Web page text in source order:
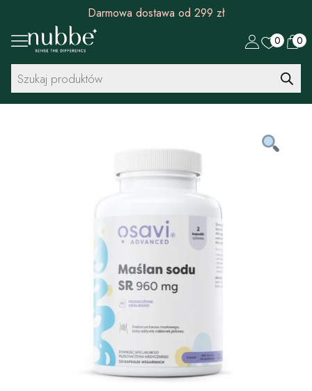
Rabat 30 zł na pierwszy zakup od 299 zł
0 0
Wyszukiwarka
produktów